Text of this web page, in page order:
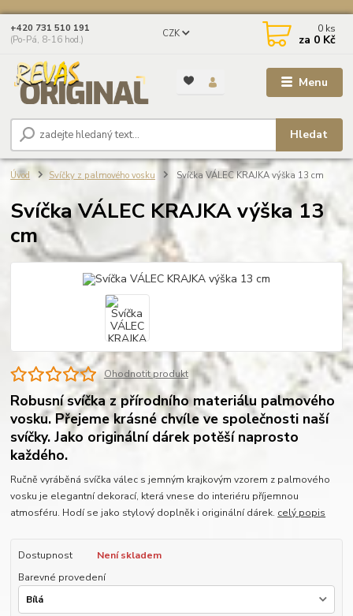
Menu
CZK
Hledat
+420 731 510 191
(Po-Pá, 8-16 hod.)
0 ks
za 0 Kč
Úvod Svíčky z palmového vosku Svíčka VÁLEC KRAJKA výška 13 cm
Svíčka VÁLEC KRAJKA výška 13
cm
Ohodnotit produkt
Robusní svíčka z přírodního materiálu palmového
vosku. Přejeme krásné chvíle ve společnosti naší
svíčky. Jako originální dárek potěší naprosto
každého.
Ručně vyráběná svíčka válec s jemným krajkovým vzorem z palmového
vosku je elegantní dekorací, která vnese do interiéru příjemnou
atmosféru. Hodí se jako stylový doplněk i originální dárek. celý popis
Dostupnost
Není skladem
Barevné provedení